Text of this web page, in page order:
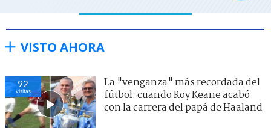
VISTO AHORA
92
visitas
La "venganza" más recordada del
fútbol: cuando Roy Keane acabó
con la carrera del papá de Haaland